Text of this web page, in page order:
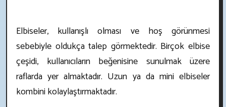
Elbiseler, kullanışlı olması ve hoş görünmesi
sebebiyle oldukça talep görmektedir. Birçok elbise
çeşidi, kullanıcıların beğenisine sunulmak üzere
raflarda yer almaktadır. Uzun ya da mini elbiseler
kombini kolaylaştırmaktadır.